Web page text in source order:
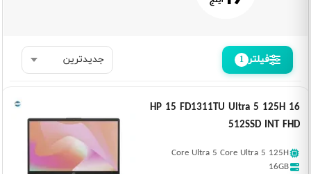
فیلتر 1
HP 15 FD1311TU Ultra 5 125H 16
512SSD INT FHD
Core Ultra 5 Core Ultra 5 125H
16GB